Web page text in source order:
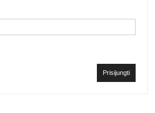
Prisijungti